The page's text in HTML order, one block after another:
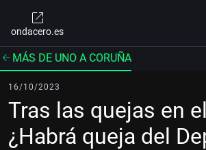
ondacero.es
MÁS DE UNO A CORUÑA
16/10/2023
Tras las quejas en
¿Habrá queja del